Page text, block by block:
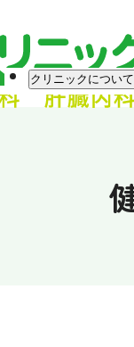
HOMEクリニックについて